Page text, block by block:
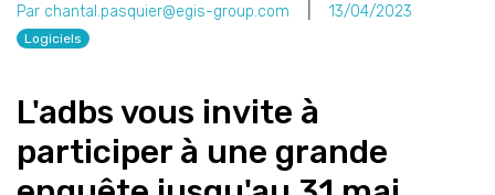
Par chantal.pasquier@egis-group.com 13/04/2023
Logiciels
L'adbs vous invite à
participer à une grande